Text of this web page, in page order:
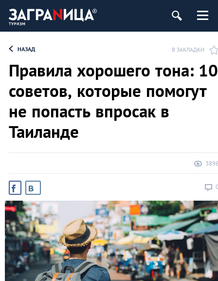
НАЗАД В ЗАКЛАДКИ
Правила хорошего тона: 10
советов, которые помогут
не попасть впросак в
Таиланде